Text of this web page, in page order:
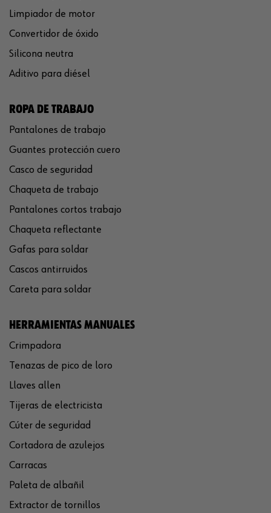
Limpiador de motor
Convertidor de óxido
Silicona neutra
Aditivo para diésel
ROPA DE TRABAJO
Pantalones de trabajo
Guantes protección cuero
Casco de seguridad
Chaqueta de trabajo
Pantalones cortos trabajo
Chaqueta reflectante
Gafas para soldar
Cascos antirruidos
Careta para soldar
HERRAMIENTAS MANUALES
Crimpadora
Tenazas de pico de loro
Llaves allen
Tijeras de electricista
Cúter de seguridad
Cortadora de azulejos
Carracas
Paleta de albañil
Extractor de tornillos